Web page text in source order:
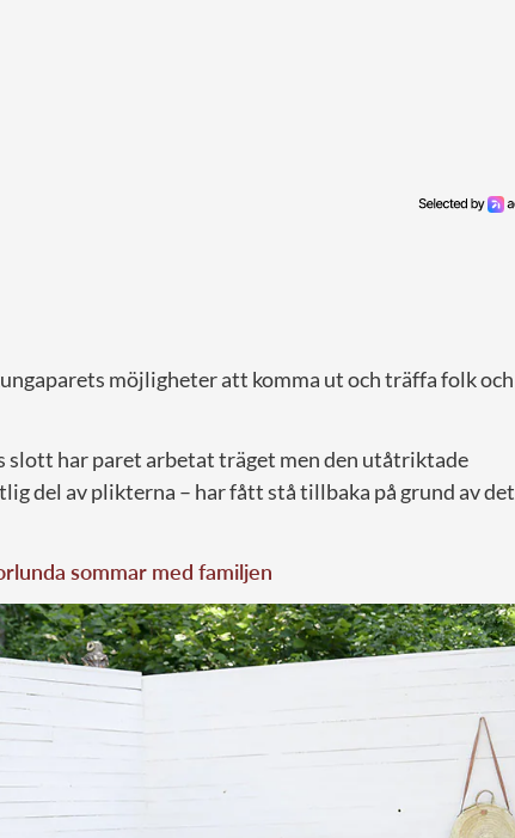
möjligheter att komma ut och träffa folk och
slott har paret arbetat träget men den utåtriktade
del av plikterna – har fått stå tillbaka på grund av det
sommar med familjen